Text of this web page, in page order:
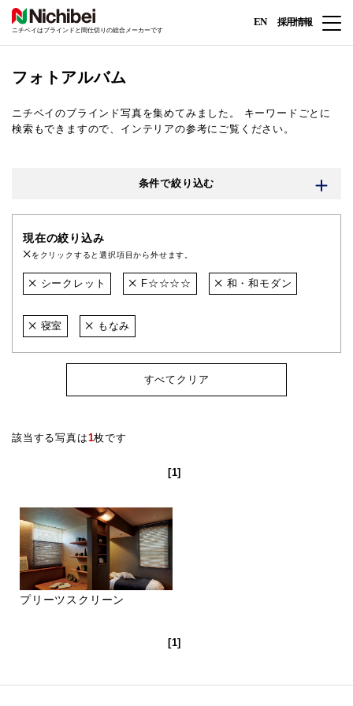
ニチベイはブラインドと間仕切りの総合メーカーです
EN 採用情報
フォトアルバム
ニチベイのブラインド写真を集めてみました。
キーワードごとに
検索もできますので、インテリアの参考にご覧ください。
条件で絞り込む
現在の絞り込み
をクリックすると選択項目から外せます。
シークレット F☆☆☆☆ 和・和モダン
寝室 もなみ
すべてクリア
該当する写真は1枚です
[1]
プリーツスクリーン
[1]